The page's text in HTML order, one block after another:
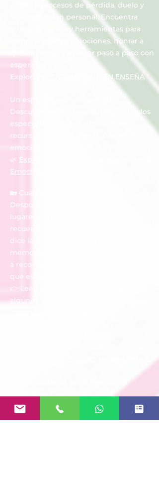
durante procesos de pérdida, duelo y
reconstrucción personal. Encuentra
artículos, videos y herramientas para
comprender tus emociones, honrar a
quienes amas y avanzar paso a paso con
esperanza.
Explorar
EL DOLOR TAMBIÉN ENSEÑA
Un espacio para acompañarte
Descubre audios terapéuticos, artículos
especializados, tests emocionales y
recursos gratuitos para tu bienestar
emocional.
🌿 Explorar Centro de Acompañamiento
Emocional
🏡 Cuando la casa duele
Después de una pérdida, algunos
lugares parecen conservar cada
recuerdo. Descubre por qué ocurre, qué
dice la psicología moderna sobre la
memoria emocional y cómo comenzar
a reconciliarte con tu hogar sin sentir
que estás dejando atrás a quien amas.
👉 Leer:
algunos lugares activan el duelo y qué
Durante el Duelo
Volver a Encontrar Propósito Después
de una Pérdida